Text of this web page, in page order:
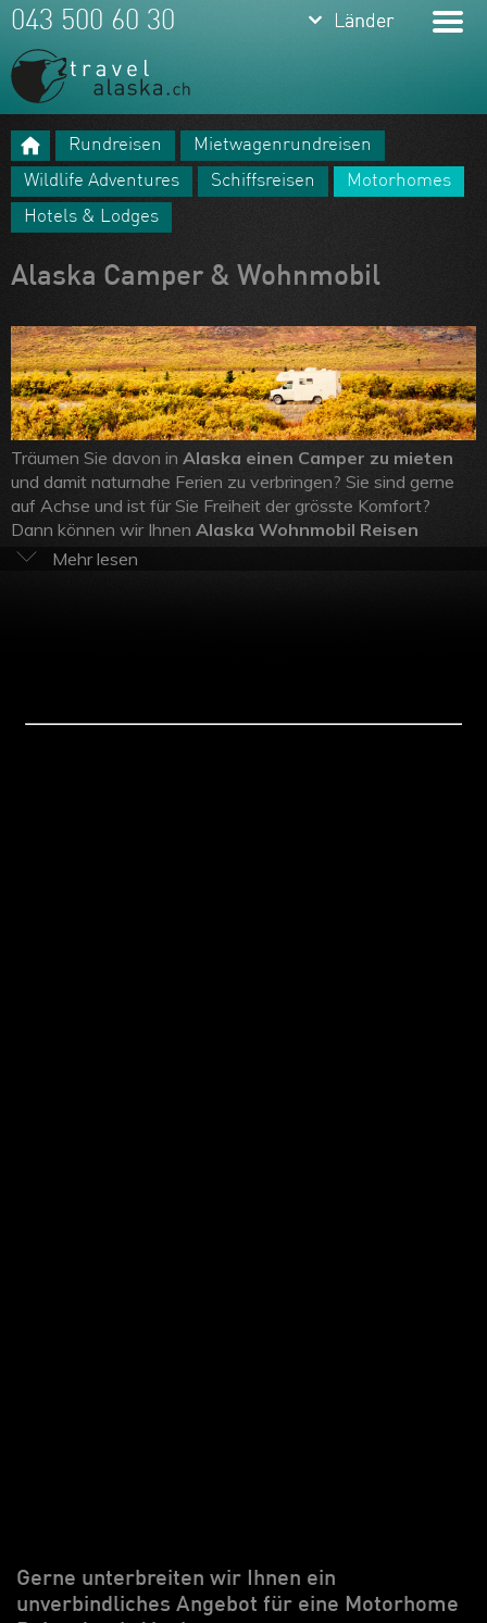
Meine Favoriten
Team
Feedbacks
Kontakt
ARVB
keyboard_arrow_down Länder
USA
Hawaii
keyboard_arrow_down Länder
043 500 60 30
Rundreisen
Mietwagenrundreisen
Wildlife Adventures
Schiffsreisen
Motorhomes
Hotels & Lodges
Alaska Camper & Wohnmobil
Träumen Sie davon in Alaska einen Camper zu mieten
und damit naturnahe Ferien zu verbringen? Sie sind gerne
auf Achse und ist für Sie Freiheit der grösste Komfort?
Dann können wir Ihnen Alaska Wohnmobil Reisen
wärmstens empfehlen. In Ihrem zu Hause auf 4 Rädern
der Natur mit einem Glas Wein in der Hand und sinnieren Sie
Gerne unterbreiten wir Ihnen ein
unverbindliches Angebot für eine Motorhome